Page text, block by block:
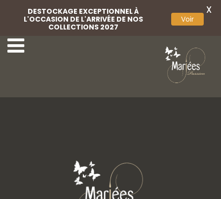
Lingerie Lingerie
DESTOCKAGE EXCEPTIONNEL À
L'OCCASION DE L'ARRIVÉE DE NOS
COLLECTIONS 2027
Voir
X